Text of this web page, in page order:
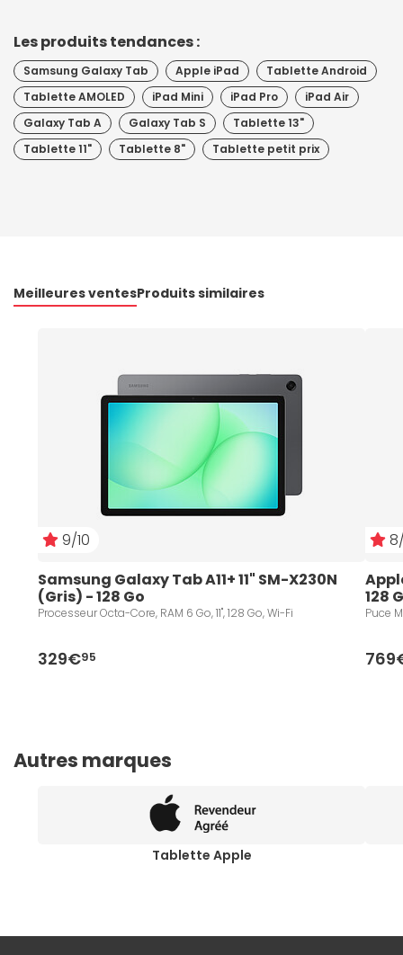
Les produits tendances :
Samsung Galaxy Tab Apple iPad
Tablette Android
Tablette AMOLED
iPad Mini iPad Pro
iPad Air
Galaxy Tab A
Galaxy Tab S
Tablette 13"
Tablette 11"
Tablette 8" Tablette petit prix
Meilleures ventesProduits similaires
9/10
Samsung Galaxy Tab A11+ 11" SM-X230N
(Gris) - 128 Go
Processeur Octa-Core, RAM 6 Go, 11", 128 Go, Wi-Fi
329€95
128
Puce
Autres marques
Tablette Apple